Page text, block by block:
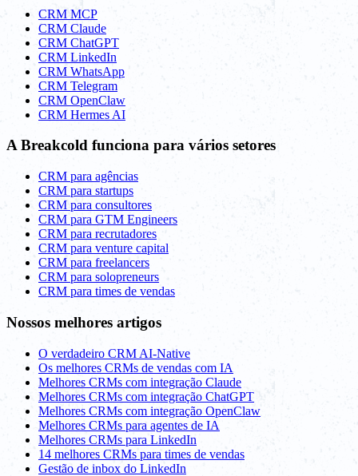
CRM MCP
CRM Claude
CRM ChatGPT
CRM LinkedIn
CRM WhatsApp
CRM Telegram
CRM OpenClaw
CRM Hermes AI
A Breakcold funciona para vários setores
CRM para agências
CRM para startups
CRM para consultores
CRM para GTM Engineers
CRM para recrutadores
CRM para venture capital
CRM para freelancers
CRM para solopreneurs
CRM para times de vendas
Nossos melhores artigos
O verdadeiro CRM AI-Native
Os melhores CRMs de vendas com IA
Melhores CRMs com integração Claude
Melhores CRMs com integração ChatGPT
Melhores CRMs com integração OpenClaw
Melhores CRMs para agentes de IA
Melhores CRMs para LinkedIn
14 melhores CRMs para times de vendas
Gestão de inbox do LinkedIn